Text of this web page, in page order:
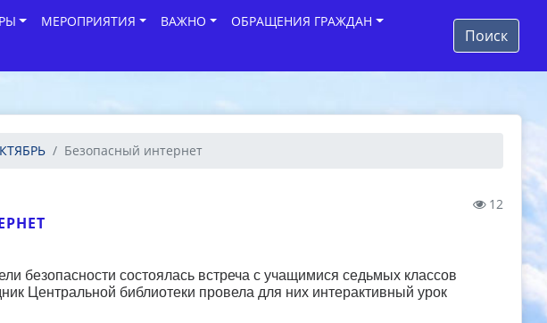
МЕРОПРИЯТИЯ ВАЖНО
ОБРАЩЕНИЯ ГРАЖДАН
Поиск
Безопасный интернет
12
безопасности состоялась встреча с учащимися седьмых классов
Центральной библиотеки провела для них интерактивный урок